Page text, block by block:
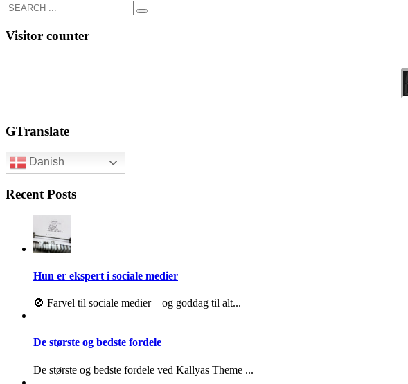
Visitor counter
GTranslate
Danish
Recent Posts
Hun er ekspert i sociale medier
🚫 Farvel til sociale medier – og goddag til alt...
De største og bedste fordele
De største og bedste fordele ved Kallyas Theme ...